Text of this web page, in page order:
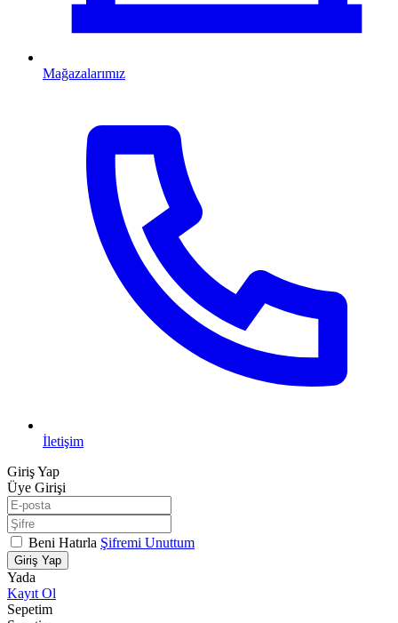
Mağazalarımız
İletişim
Giriş Yap
Üye Girişi
Beni Hatırla Şifremi Unuttum
Giriş Yap
Yada
Kayıt Ol
Sepetim